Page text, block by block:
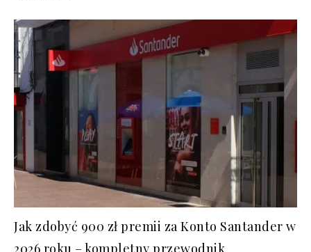
Jak zdobyć 900 zł premii za Konto Santander w
2026 roku – kompletny przewodnik